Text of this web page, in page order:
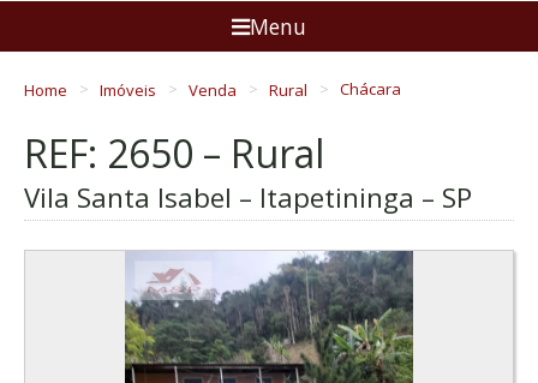
Menu
Home Imóveis Venda Rural Chácara
REF: 2650 – Rural
Vila Santa Isabel – Itapetininga – SP